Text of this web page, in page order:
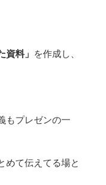
資料」 を作成し、
もプレゼンの一
めて伝えてる場と